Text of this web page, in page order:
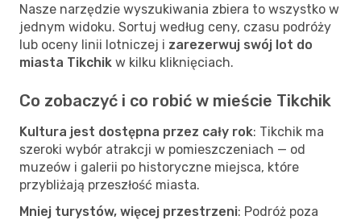
Nasze narzędzie wyszukiwania zbiera to wszystko w
jednym widoku. Sortuj według ceny, czasu podróży
lub oceny linii lotniczej i zarezerwuj swój lot do
miasta Tikchik w kilku kliknięciach.
Co zobaczyć i co robić w mieście Tikchik
Kultura jest dostępna przez cały rok: Tikchik ma
szeroki wybór atrakcji w pomieszczeniach — od
muzeów i galerii po historyczne miejsca, które
przybliżają przeszłość miasta.
Mniej turystów, więcej przestrzeni: Podróż poza